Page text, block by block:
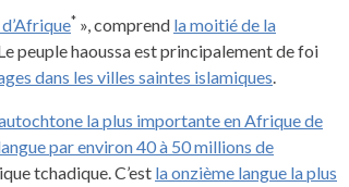
* », comprend la moitié de la
peuple haoussa est principalement de foi
dans les villes saintes islamiques.
la plus importante en Afrique de
par environ 40 à 50 millions de
tchadique. C’est la onzième langue la plus